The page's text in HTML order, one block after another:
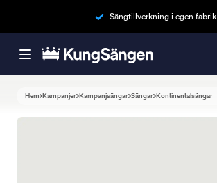
Sängtillverkning i egen fabrik
Hem Kampanjer Kampanjsängar Sängar Kontinentalsängar